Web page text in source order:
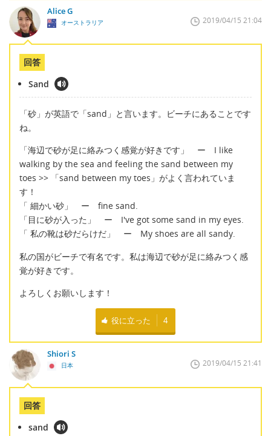
Alice G
オーストラリア 2019/04/15 21:04
回答
Sand
「砂」が英語で「sand」と言います。ビーチにあることです
ね。
「海辺で砂が足に絡みつく感覚が好きです」 ー I like
walking by the sea and feeling the sand between my
toes >> 「sand between my toes」がよく言われていま
す！
「 細かい砂」 ー fine sand.
「目に砂が入った」 ー I've got some sand in my eyes.
「 私の靴は砂だらけだ」 ー My shoes are all sandy.
私の国がビーチで有名です。私は海辺で砂が足に絡みつく感
覚が好きです。
よろしくお願いします！
役に立った 4
Shiori S
日本 2019/04/15 21:41
回答
sand